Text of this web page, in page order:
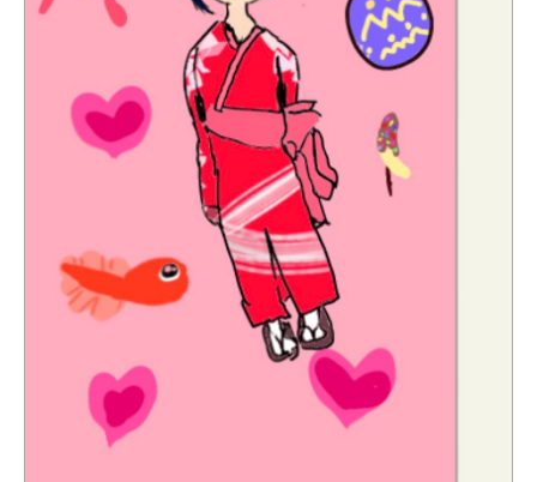
読みたい本が
見つかる